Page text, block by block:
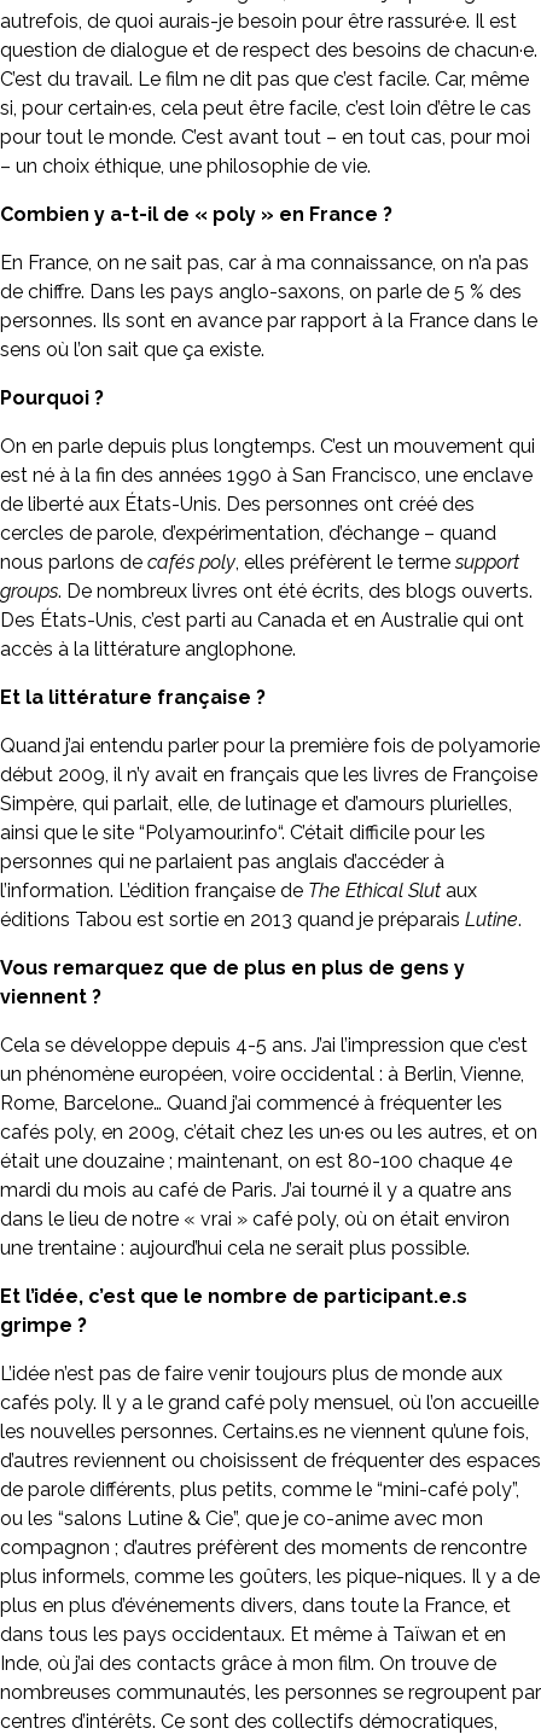
autrefois, de quoi aurais-je besoin pour être rassuré·e. Il est
question de dialogue et de respect des besoins de chacun·e.
C’est du travail. Le film ne dit pas que c’est facile. Car, même
si, pour certain·es, cela peut être facile, c’est loin d’être le cas
pour tout le monde. C’est avant tout – en tout cas, pour moi
– un choix éthique, une philosophie de vie.
Combien y a-t-il de « poly » en France ?
En France, on ne sait pas, car à ma connaissance, on n’a pas
de chiffre. Dans les pays anglo-saxons, on parle de 5 % des
personnes. Ils sont en avance par rapport à la France dans le
sens où l’on sait que ça existe.
Pourquoi ?
On en parle depuis plus longtemps. C’est un mouvement qui
est né à la fin des années 1990 à San Francisco, une enclave
de liberté aux États-Unis. Des personnes ont créé des
cercles de parole, d’expérimentation, d’échange – quand
nous parlons de cafés poly, elles préfèrent le termesupport
groups. De nombreux livres ont été écrits, des blogs ouverts.
Des États-Unis, c’est parti au Canada et en Australie qui ont
accès à la littérature anglophone.
Et la littérature française ?
Quand j’ai entendu parler pour la première fois de polyamorie
début 2009, il n’y avait en français que les livres de Françoise
Simpère, qui parlait, elle, de lutinage et d’amours plurielles,
ainsi que le site “Polyamour.info“. C’était difficile pour les
personnes qui ne parlaient pas anglais d’accéder à
l’information. L’édition française de The Ethical Slut aux
éditions Tabou est sortie en 2013 quand je préparais Lutine.
Vous remarquez que de plus en plus de gens y
viennent ?
Cela se développe depuis 4-5 ans. J’ai l’impression que c’est
un phénomène européen, voire occidental : à Berlin, Vienne,
Rome, Barcelone… Quand j’ai commencé à fréquenter les
cafés poly, en 2009, c’était chez les un·es ou les autres, et on
était une douzaine ; maintenant, on est 80-100 chaque 4e
mardi du mois au café de Paris. J’ai tourné il y a quatre ans
dans le lieu de notre « vrai » café poly, où on était environ
une trentaine : aujourd’hui cela ne serait plus possible.
Et l’idée, c’est que le nombre de participant.e.s
grimpe ?
L’idée n’est pas de faire venir toujours plus de monde aux
cafés poly. Il y a le grand café poly mensuel, où l’on accueille
les nouvelles personnes. Certains.es ne viennent qu’une fois,
d’autres reviennent ou choisissent de fréquenter des espaces
de parole différents, plus petits, comme le “mini-café poly”,
ou les “salons Lutine & Cie”, que je co-anime avec mon
compagnon ; d’autres préfèrent des moments de rencontre
plus informels, comme les goûters, les pique-niques. Il y a de
plus en plus d’événements divers, dans toute la France, et
dans tous les pays occidentaux. Et même à Taïwan et en
Inde, où j’ai des contacts grâce à mon film. On trouve de
nombreuses communautés, les personnes se regroupent par
centres d’intérêts. Ce sont des collectifs démocratiques,